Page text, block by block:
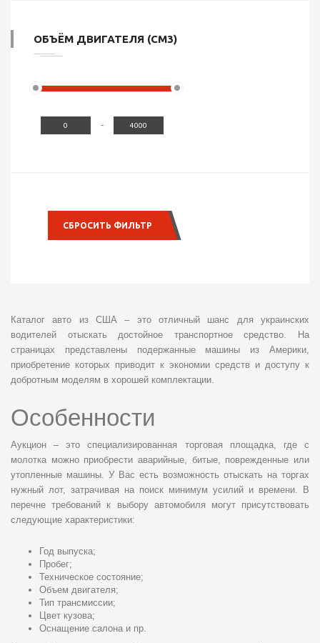
ОБЪЁМ ДВИГАТЕЛЯ (СМ3)
-
СБРОСИТЬ ФИЛЬТР
Каталог авто из США – это отличный шанс для украинских
водителей отыскать достойное транспортное средство. На
страницах представлены подержанные машины из Америки,
приобретение которых приводит к экономии средств и доступу к
добротным моделям в хорошей комплектации.
Особенности
Аукцион – это специализированная торговая площадка, где с
молотка можно приобрести аварийные, битые, поврежденные или
утопленные машины. У Вас есть возможность отыскать на торгах
нужный лот, затрачивая на поиск минимум усилий и времени. В
перечне требований к выбору автомобиля могут присутствовать
следующие характеристики:
Год выпуска;
Пробег;
Техническое состояние;
Объем двигателя;
Тип трансмиссии;
Цвет кузова;
Оснащение салона и пр.